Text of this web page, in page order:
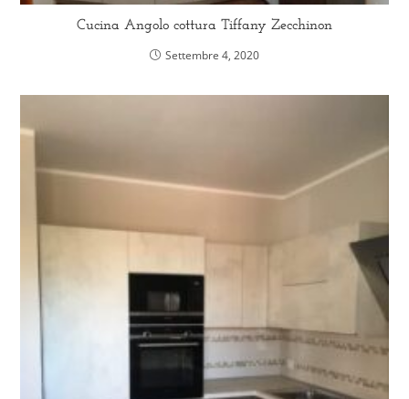
Cucina Angolo cottura Tiffany Zecchinon
Settembre 4, 2020